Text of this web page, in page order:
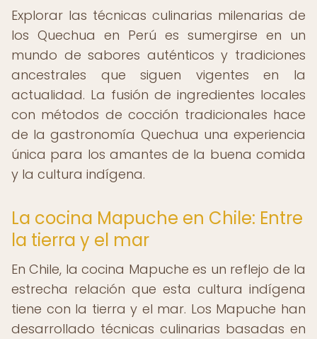
Explorar las técnicas culinarias milenarias de
los Quechua en Perú es sumergirse en un
mundo de sabores auténticos y tradiciones
ancestrales que siguen vigentes en la
actualidad. La fusión de ingredientes locales
con métodos de cocción tradicionales hace
de la gastronomía Quechua una experiencia
única para los amantes de la buena comida
y la cultura indígena.
La cocina Mapuche en Chile: Entre
la tierra y el mar
En Chile, la cocina Mapuche es un reflejo de la
estrecha relación que esta cultura indígena
tiene con la tierra y el mar. Los Mapuche han
desarrollado técnicas culinarias basadas en